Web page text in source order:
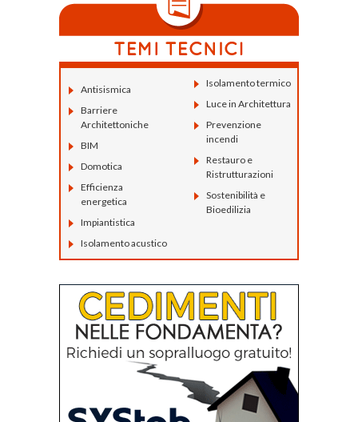
Antisismica
Barriere
Architettoniche
BIM
Domotica
Efficienza
energetica
Impiantistica
Isolamento acustico
Isolamento termico
Luce in Architettura
Prevenzione
incendi
Restauro e
Ristrutturazioni
Sostenibilità e
Bioedilizia